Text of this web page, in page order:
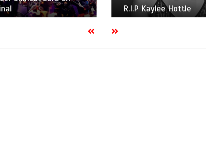
R.I.P Kaylee Hottle